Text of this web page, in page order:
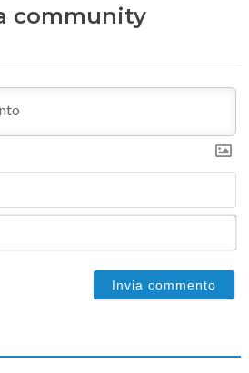
community